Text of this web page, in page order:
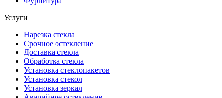
Услуги
Нарезка стекла
Cрочное остекление
Доставка стекла
Обработка стекла
Установка стеклопакетов
Установка стекол
Установка зеркал